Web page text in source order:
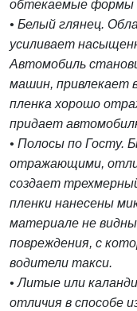
обтекаемые формы
• Белый глянец.
усиливает
Автомобиль
машин, привлекает
пленка хорошо
придает
• Полосы по Госту.
отражающими,
создает
пленки нанесены
материале не
повреждения, с
водители такси.
• Литые или
отличия в способе